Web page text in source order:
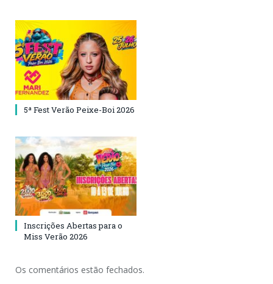
5ª Fest Verão Peixe-Boi 2026
Inscrições Abertas para o
Miss Verão 2026
Os comentários estão fechados.